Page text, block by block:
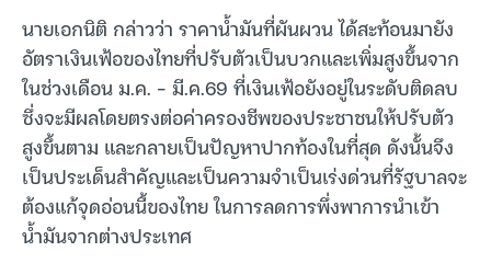
นายเอกนิติ กล่าวว่า ราคาน้ำมันที่ผันผวน ได้สะท้อนมายัง
อัตราเงินเฟ้อของไทยที่ปรับตัวเป็นบวกและเพิ่มสูงขึ้นจาก
ในช่วงเดือน ม.ค. – มี.ค.69 ที่เงินเฟ้อยังอยู่ในระดับติดลบ
ซึ่งจะมีผลโดยตรงต่อค่าครองชีพของประชาชนให้ปรับตัว
สูงขึ้นตาม และกลายเป็นปัญหาปากท้องในที่สุด ดังนั้นจึง
เป็นประเด็นสำคัญและเป็นความจำเป็นเร่งด่วนที่รัฐบาลจะ
ต้องแก้จุดอ่อนนี้ของไทย ในการลดการพึ่งพาการนำเข้า
น้ำมันจากต่างประเทศ